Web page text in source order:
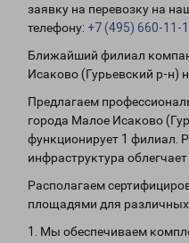
заявку на перевозку на
телефону: +7 (495) 660-11-
Ближайший филиал
Исаково (Гурьевский р-н)
Предлагаем
города Малое Исаково
функционирует 1 филиал.
инфраструктура
Располагаем
площадями для различных
1. Мы обеспечиваем